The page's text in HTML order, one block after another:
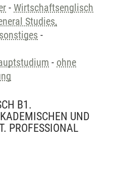
- Wirtschaftsenglisch
Studies,
-
- ohne
B1.
UND
PROFESSIONAL